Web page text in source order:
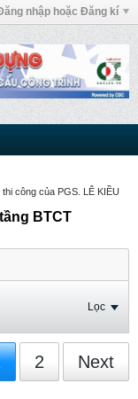
nhập hoặc Đăng kí
công của PGS. LÊ KIỀU
BTCT
Lọc
2 Next